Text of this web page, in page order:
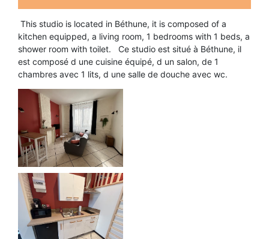
This studio is located in Béthune, it is composed of a
kitchen equipped, a living room, 1 bedrooms with 1 beds, a
shower room with toilet. Ce studio est situé à Béthune, il
est composé d une cuisine équipé, d un salon, de 1
chambres avec 1 lits, d une salle de douche avec wc.